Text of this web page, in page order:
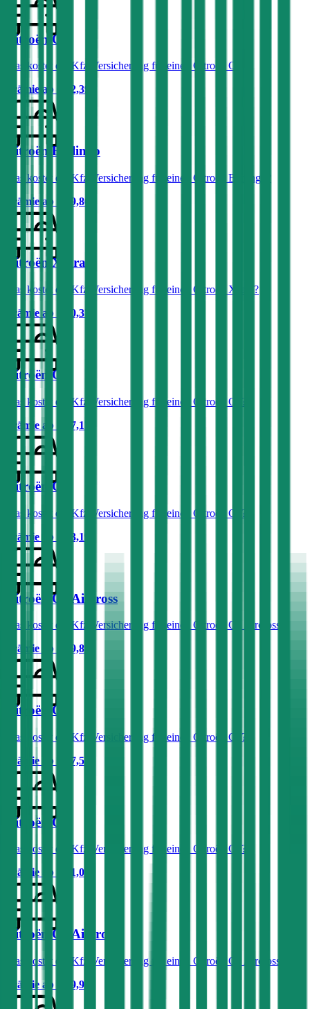
Citroën C3
Was kostet die Kfz-Versicherung für einen Citroën C3?
Prämie ab
€ 22,39
Citroën Berlingo
Was kostet die Kfz-Versicherung für einen Citroën Berlingo?
Prämie ab
€ 39,86
Citroën Xsara
Was kostet die Kfz-Versicherung für einen Citroën Xsara?
Prämie ab
€ 50,37
Citroën C5
Was kostet die Kfz-Versicherung für einen Citroën C5?
Prämie ab
€ 67,17
Citroën C1
Was kostet die Kfz-Versicherung für einen Citroën C1?
Prämie ab
€ 23,19
Citroën C5 Aircross
Was kostet die Kfz-Versicherung für einen Citroën C5 Aircross?
Prämie ab
€ 69,81
Citroën C8
Was kostet die Kfz-Versicherung für einen Citroën C8?
Prämie ab
€ 77,53
Citroën C2
Was kostet die Kfz-Versicherung für einen Citroën C2?
Prämie ab
€ 31,07
Citroën C3 Aircross
Was kostet die Kfz-Versicherung für einen Citroën C3 Aircross?
Prämie ab
€ 29,95